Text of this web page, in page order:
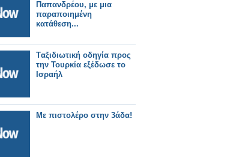
Παπανδρέου, με μια
παραποιημένη
κατάθεση...
Tαξιδιωτική οδηγία προς
την Τουρκία εξέδωσε το
Ισραήλ
Με πιστολέρο στην 3άδα!